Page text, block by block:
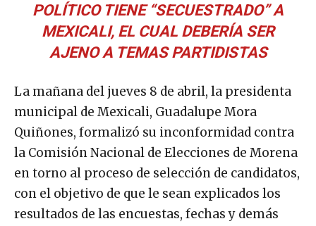
POLÍTICO TIENE “SECUESTRADO” A
MEXICALI, EL CUAL DEBERÍA SER
AJENO A TEMAS PARTIDISTAS
La mañana del jueves 8 de abril, la presidenta
municipal de Mexicali, Guadalupe Mora
Quiñones, formalizó su inconformidad contra
la Comisión Nacional de Elecciones de Morena
en torno al proceso de selección de candidatos,
con el objetivo de que le sean explicados los
resultados de las encuestas, fechas y demás